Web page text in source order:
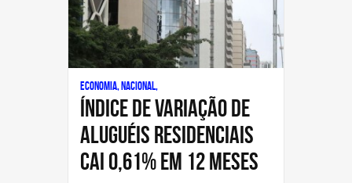
Economia, Nacional,
Índice de Variação de
Aluguéis Residenciais
cai 0,61% em 12 meses